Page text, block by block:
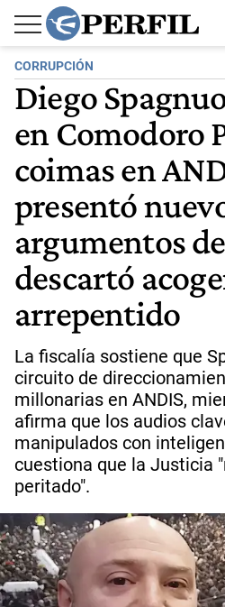
CORRUPCIÓN
Diego
en Comodoro
coimas en
presentó
argumentos
descartó
arrepentido
La fiscalía sostiene que
circuito de
millonarias en ANDIS,
afirma que los audios
manipulados con
cuestiona que la Justicia
peritado".